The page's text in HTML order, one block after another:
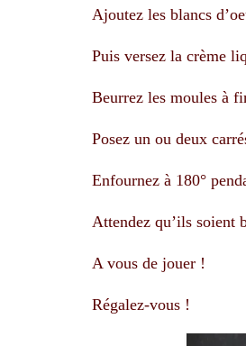
Ajoutez les blancs
Puis versez la crème
Beurrez les moules à
Posez un ou deux
Enfournez à 180°
Attendez qu’ils soient
A vous de jouer !
Régalez-vous !